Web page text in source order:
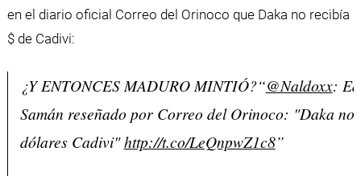
en el diario oficial Correo del Orinoco que Daka no recibía
$ de Cadivi:
¿Y ENTONCES MADURO MINTIÓ?“@Naldoxx:
Samán reseñado por Correo del Orinoco: "Daka no
dólares Cadivi"http://t.co/LeQnpwZ1c8”